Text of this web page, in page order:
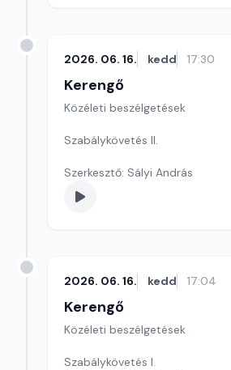
2026. 06. 16. kedd 17:30
Kerengő
Közéleti beszélgetések
Szabálykövetés II.
Szerkesztő: Sályi András
2026. 06. 16. kedd 17:04
Kerengő
Közéleti beszélgetések
Szabálykövetés I.